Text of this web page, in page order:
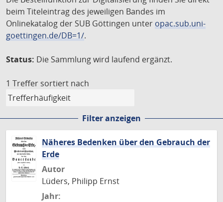
beim Titeleintrag des jeweiligen Bandes im
Onlinekatalog der SUB Göttingen unter opac.sub.uni-
goettingen.de/DB=1/.
Status: Die Sammlung wird laufend ergänzt.
1 Treffer sortiert nach
Filter anzeigen
Näheres Bedenken über den Gebrauch der
Erde
Autor
Lüders, Philipp Ernst
Jahr: